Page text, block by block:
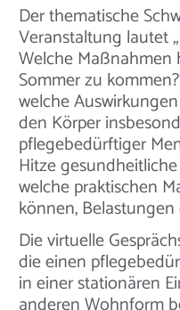
Der thematische
Veranstaltung lautet
Welche
Sommer zu
welche
den Körper
pflegebedürftiger
Hitze
welche praktischen
können,
Die virtuelle
die einen
in einer stationären